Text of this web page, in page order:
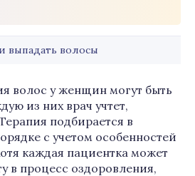
выпадать волосы
волос у женщин могут быть
из них врач учтет,
подбирается в
с учетом особенностей
каждая пациентка может
в процесс оздоровления,